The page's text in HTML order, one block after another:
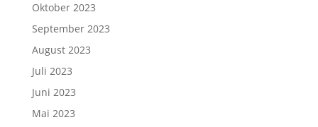
Oktober 2023
September 2023
August 2023
Juli 2023
Juni 2023
Mai 2023